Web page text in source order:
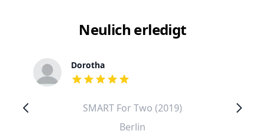
Neulich erledigt
Dorotha
out of 5 stars
SMART For Two (2019)
Berlin